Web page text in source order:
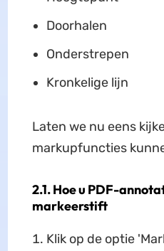
Doorhalen
Onderstrepen
Kronkelige lijn
Laten we nu eens
markupfuncties
2.1. Hoe u PDF-
markeerstift
Klik op de optie